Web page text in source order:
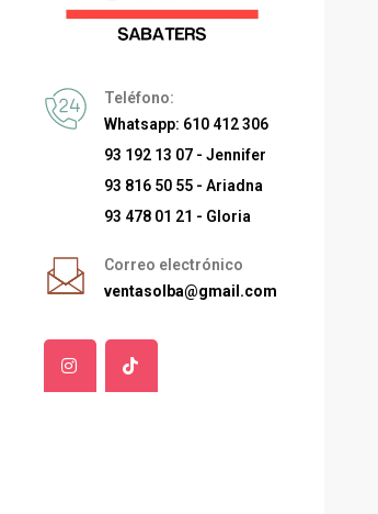
Teléfono:
Whatsapp: 610 412 306
93 192 13 07 - Jennifer
93 816 50 55 - Ariadna
93 478 01 21 - Gloria
Correo electrónico
ventasolba@gmail.com